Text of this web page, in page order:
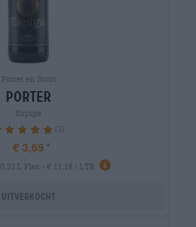
Porter en Stout
porter
Espiga
100% (3)
€ 3,69
0,33 L Fles - € 11,18 / LTR
Uitverkocht